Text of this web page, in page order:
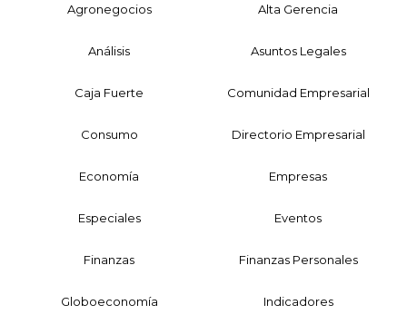
Agronegocios Alta Gerencia
Análisis Asuntos Legales
Caja Fuerte Comunidad Empresarial
Consumo Directorio Empresarial
Economía Empresas
Especiales Eventos
Finanzas Finanzas Personales
Globoeconomía Indicadores